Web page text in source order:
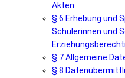
Akten
§ 6 Erhebung und
Schülerinnen und
§ 7 Allgemeine
§ 8